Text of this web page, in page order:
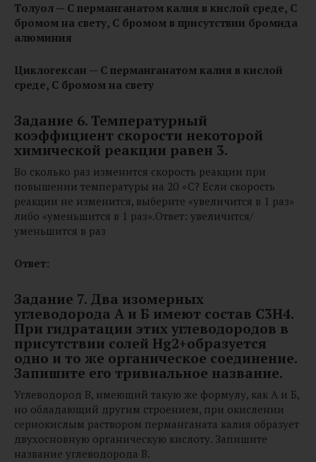
Толуол — С перманганатом калия в кислой среде, С
бромом на свету, С бромом в присутствии бромида
алюминия
Циклогексан — С перманганатом калия в кислой
среде, С бромом на свету
Задание 6. Температурный
коэффициент скорости некоторой
химической реакции равен 3.
Во сколько раз изменится скорость реакции при
повышении температуры на 20 ∘C? Если скорость
реакции не изменится, выберите «увеличится в 1 раз»
либо «уменьшится в 1 раз».Ответ: увеличится/
уменьшится в раз
Ответ:
Задание 7. Два изомерных
углеводорода А и Б имеют состав C3H4.
При гидратации этих углеводородов в
присутствии солей Hg2+образуется
одно и то же органическое соединение.
Запишите его тривиальное название.
Углеводород В, имеющий такую же формулу, как А и Б,
но обладающий другим строением, при окислении
сернокислым раствором перманганата калия образует
двухосновную органическую кислоту. Запишите
название углеводорода В.